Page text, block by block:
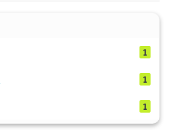
1
1
1